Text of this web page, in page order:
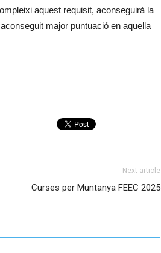
aquest requisit, aconseguirà la
major puntuació en aquella
Next article
Curses per Muntanya FEEC 2025